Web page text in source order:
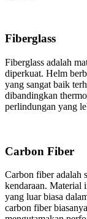
Fiberglass
Fiberglass adalah
diperkuat. Helm
yang sangat baik
dibandingkan
perlindungan yang
Carbon Fiber
Carbon fiber adalah
kendaraan. Material
yang luar biasa
carbon fiber